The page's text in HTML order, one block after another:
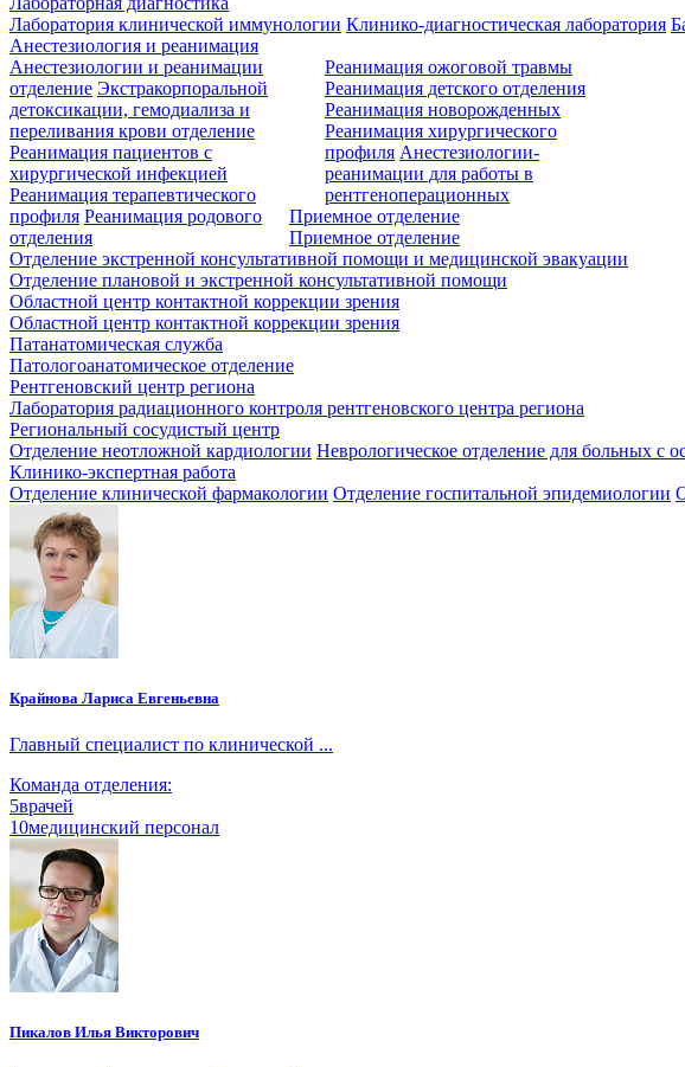
Лаборатория клинической иммунологии Клинико-диагностическая лаборатория
Анестезиология и реанимация
Анестезиологии и реанимации
отделение Экстракорпоральной
детоксикации, гемодиализа и
переливания крови отделение
Реанимация пациентов с
хирургической инфекцией
Реанимация терапевтического
профиля Реанимация родового
отделения
Реанимация ожоговой травмы
Реанимация детского отделения
Реанимация новорожденных
Реанимация хирургического
профиля Анестезиологии-
реанимации для работы в
рентгеноперационных
Приемное отделение
Приемное отделение
Отделение экстренной консультативной помощи и медицинской эвакуации
Отделение плановой и экстренной консультативной помощи
Областной центр контактной коррекции зрения
Областной центр контактной коррекции зрения
Патанатомическая служба
Патологоанатомическое отделение
Рентгеновский центр региона
Лаборатория радиационного контроля рентгеновского центра региона
Региональный сосудистый центр
Отделение неотложной кардиологии Неврологическое отделение для больных с
Клинико-экспертная работа
Отделение клинической фармакологии Отделение госпитальной эпидемиологии
Крайнова Лариса Евгеньевна
Главный специалист по клинической ...
Команда отделения:
5врачей
10медицинский персонал
Пикалов Илья Викторович